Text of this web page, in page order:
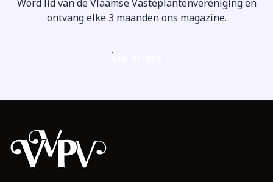
Word lid van de Vlaamse Vasteplantenvereniging en
ontvang elke 3 maanden ons magazine.